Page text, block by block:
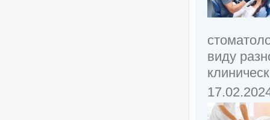
виду